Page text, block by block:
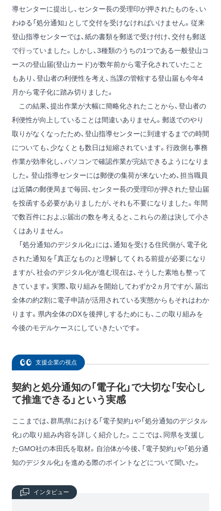
導センターに提出し、センター長の受理印が押されたものを、い
わゆる「処分通知」として交付を受けなければいけません。従来
登山指導センターでは、紙の書類を郵送で受け付け、交付も郵送
で行っていました。しかし、3種類のうちの1つである一般登山コ
ースの登山届(登山カード)が数年前から電子化されていたこと
もあり、登山者の利便性を考え、当課の管轄する登山届も今年4
月から電子化に踏み切りました。
この結果、提出作業が大幅に簡略化されたことから、登山者の
利便性が向上していることは間違いありません。郵送でのやり
取りがなくなったため、登山指導センターに到達するまでの時間
についても、少なくとも数日は短縮されています。行政側も事務
作業が効率化し、パソコンで確認作業が完結できるようになりま
した。登山指導センターには郵便の集荷が来ないため、担当職員
は近隣の郵便局まで毎回、センター長の受理印が押された登山届
を投函する必要がありましたが、それも不要になりました。年間
で数百件におよぶ届出の数を考えると、これらの差は決して小さ
くはありません。
「処分通知のデジタル化」には、通知を受ける住民側が、電子化
された通知を「真正なもの」と理解してくれる前提が必要になり
ますが、社会のデジタル化が進む現在は、そうした素地も整って
きています。実際、取り組みを開始してわずか2ヵ月ですが、届出
全体の約2割に電子申請が活用されている実態からもそれはわか
ります。県内全体のDXを後押しするためにも、この取り組みを
今後のモデルケースにしていきたいです。
支援企業の視点
契約と処分通知の「電子化」で大切な「安心し
て推進できる」という実感
ここまでは、群馬県における「電子契約」や「処分通知のデジタル
化」の取り組み内容を詳しく紹介した。ここでは、同県を支援し
たGMO社の本田氏を取材。自治体が今後、「電子契約」や「処分通
知のデジタル化」を進める際のポイントなどについて聞いた。
インタビュー